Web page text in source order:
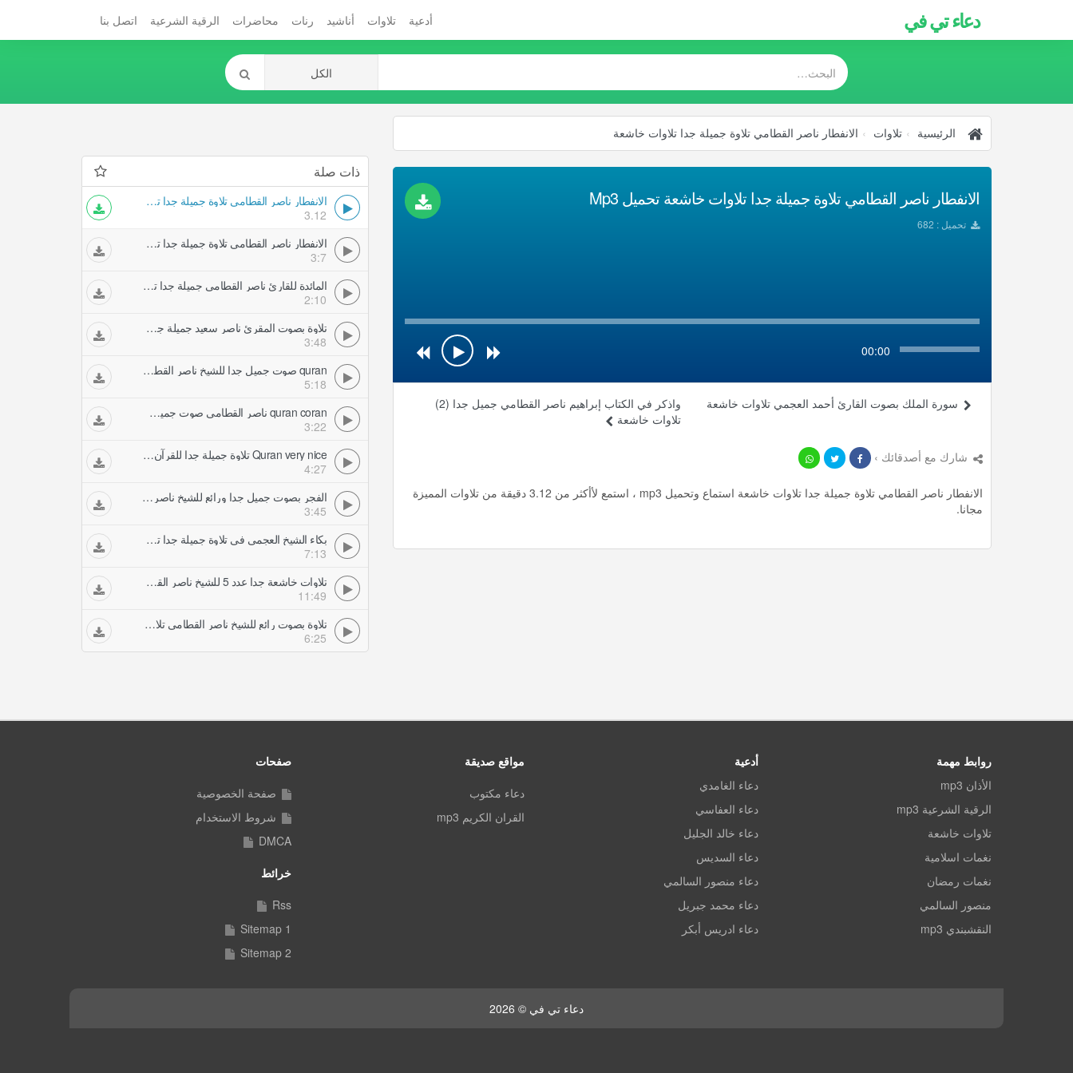
دعاء تي في أدعية تلاوات أناشيد رنات محاضرات الرقية الشرعية اتصل بنا
الرئيسية تلاوات الانفطار ناصر القطامي تلاوة جميلة جدا تلاوات خاشعة
الانفطار ناصر القطامي تلاوة جميلة جدا تلاوات خاشعة تحميل Mp3
تحميل : 682
00:00
واذكر في الكتاب إبراهيم ناصر القطامي جميل جدا (2)
تلاوات خاشعة
سورة الملك بصوت القارئ أحمد العجمي تلاوات خاشعة
شارك مع أصدقائك ›
الانفطار ناصر القطامي تلاوة جميلة جدا تلاوات خاشعة استماع وتحميل mp3 ، استمع لأأكثر من 3.12 دقيقة من تلاوات المميزة
مجانا.
ذات صلة
الانفطار ناصر القطامي تلاوة جميلة جدا تلاوات خاشعة
3.12
الانفطار ناصر القطامي تلاوة جميلة جدا تلاوات خاشعة
3:7
المائدة للقارئ ناصر القطامي جميلة جدا تلاوات خاشعة
2:10
تلاوة بصوت المقرئ ناصر سعيد جميلة جدا تلاوات خاشعة
3:48
quran صوت جميل جدا للشيخ ناصر القطامي النبأ تلاوات خاشعة
5:18
quran coran ناصر القطامي صوت جميل جدا الجمعة تلاوات خاشعة
3:22
Quran very nice تلاوة جميلة جدا للقرآن تلاوات خاشعة
4:27
الفجر بصوت جميل جدا ورائع للشيخ ناصر القطامي تلاوات خاشعة
3:45
بكاء الشيخ العجمي في تلاوة جميلة جدا تلاوات خاشعة
7:13
تلاوات خاشعة جدا عدد 5 للشيخ ناصر القطامي تلاوات خاشعة
11:49
تلاوة بصوت رائع للشيخ ناصر القطامي تلاوات خاشعة
6:25
روابط مهمة
الأذان mp3
الرقية الشرعية mp3
تلاوات خاشعة
نغمات اسلامية
نغمات رمضان
منصور السالمي
النقشبندي mp3
أدعية
دعاء الغامدي
دعاء العفاسي
دعاء خالد الجليل
دعاء السديس
دعاء منصور السالمي
دعاء محمد جبريل
دعاء ادريس أبكر
مواقع صديقة
دعاء مكتوب
القران الكريم mp3
صفحات
صفحة الخصوصية
شروط الاستخدام
DMCA
خرائط
Rss
Sitemap 1
Sitemap 2
دعاء تي في © 2026